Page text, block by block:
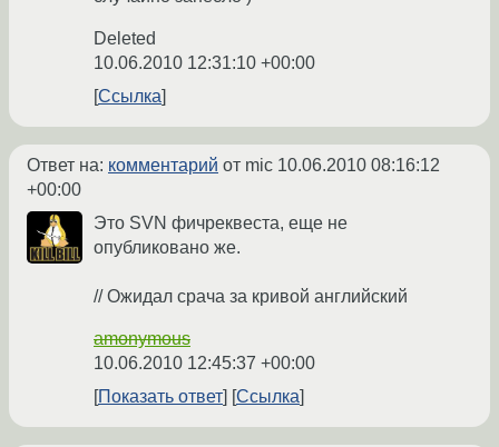
Deleted
10.06.2010 12:31:10 +00:00
Ссылка
Ответ на: комментарий от mic 10.06.2010 08:16:12
+00:00
Это SVN фичреквеста, еще не
опубликовано же.
// Ожидал срача за кривой английский
amonymous
10.06.2010 12:45:37 +00:00
Показать ответ
Ссылка